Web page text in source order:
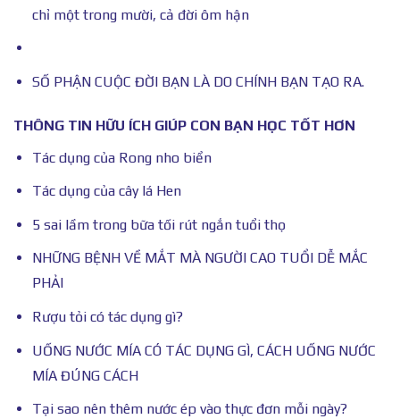
chỉ một trong mười, cả đời ôm hận
SỐ PHẬN CUỘC ĐỜI BẠN LÀ DO CHÍNH BẠN TẠO RA.
THÔNG TIN HỮU ÍCH GIÚP CON BẠN HỌC TỐT HƠN
Tác dụng của Rong nho biển
Tác dụng của cây lá Hen
5 sai lầm trong bữa tối rút ngắn tuổi thọ
NHỮNG BỆNH VỀ MẮT MÀ NGƯỜI CAO TUỔI DỄ MẮC
PHẢI
Rượu tỏi có tác dụng gì?
UỐNG NƯỚC MÍA CÓ TÁC DỤNG GÌ, CÁCH UỐNG NƯỚC
MÍA ĐÚNG CÁCH
Tại sao nên thêm nước ép vào thực đơn mỗi ngày?